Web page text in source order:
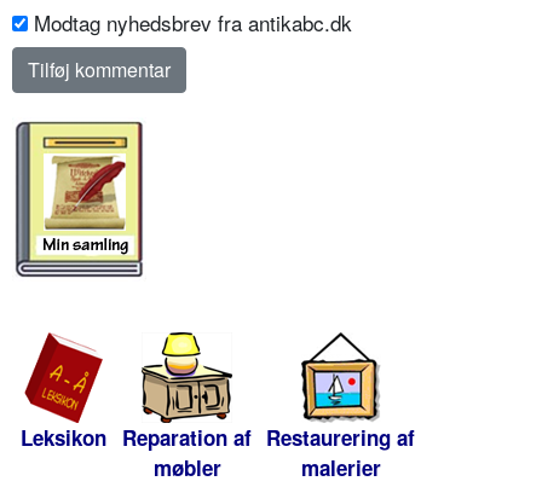
Modtag nyhedsbrev fra antikabc.dk
Leksikon Reparation af
møbler
Restaurering af
malerier